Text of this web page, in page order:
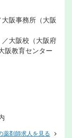
阪事務所（大阪
大阪校（大阪府
阪教育センター
薬剤師求人を見る